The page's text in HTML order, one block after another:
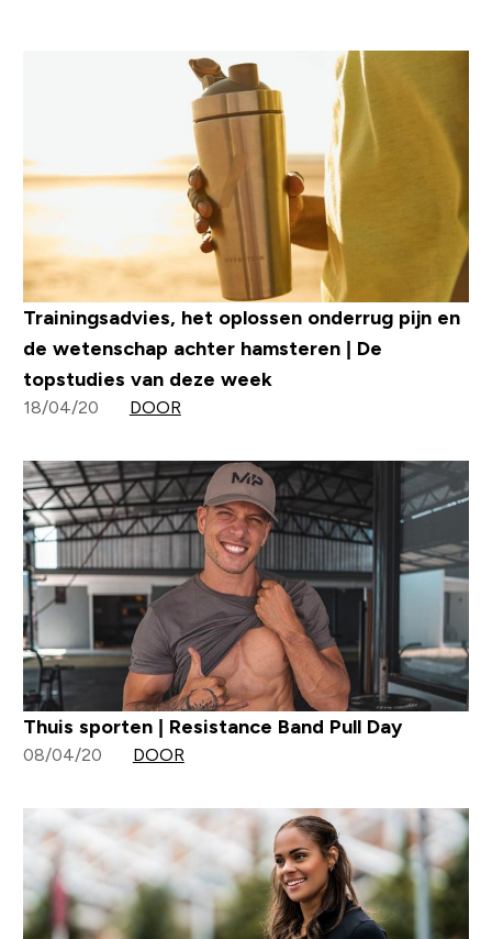
Trainingsadvies, het oplossen onderrug pijn en
de wetenschap achter hamsteren | De
topstudies van deze week
18/04/20 DOOR
Thuis sporten | Resistance Band Pull Day
08/04/20 DOOR